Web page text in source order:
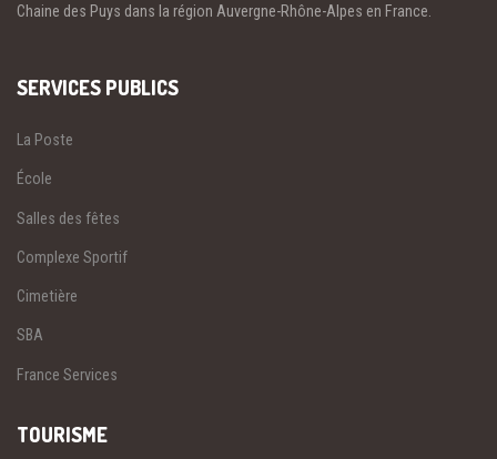
Chaine des Puys dans la région Auvergne-Rhône-Alpes en France.
SERVICES PUBLICS
La Poste
École
Salles des fêtes
Complexe Sportif
Cimetière
SBA
France Services
TOURISME